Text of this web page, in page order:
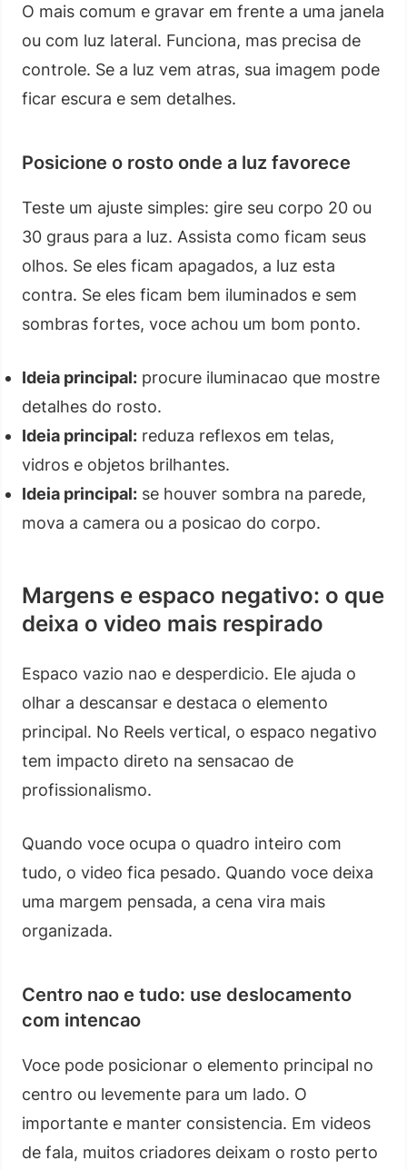
O mais comum e gravar em frente a uma janela
ou com luz lateral. Funciona, mas precisa de
controle. Se a luz vem atras, sua imagem pode
ficar escura e sem detalhes.
Posicione o rosto onde a luz favorece
Teste um ajuste simples: gire seu corpo 20 ou
30 graus para a luz. Assista como ficam seus
olhos. Se eles ficam apagados, a luz esta
contra. Se eles ficam bem iluminados e sem
sombras fortes, voce achou um bom ponto.
Ideia principal: procure iluminacao que mostre
detalhes do rosto.
Ideia principal: reduza reflexos em telas,
vidros e objetos brilhantes.
Ideia principal: se houver sombra na parede,
mova a camera ou a posicao do corpo.
Margens e espaco negativo: o que
deixa o video mais respirado
Espaco vazio nao e desperdicio. Ele ajuda o
olhar a descansar e destaca o elemento
principal. No Reels vertical, o espaco negativo
tem impacto direto na sensacao de
profissionalismo.
Quando voce ocupa o quadro inteiro com
tudo, o video fica pesado. Quando voce deixa
uma margem pensada, a cena vira mais
organizada.
Centro nao e tudo: use deslocamento
com intencao
Voce pode posicionar o elemento principal no
centro ou levemente para um lado. O
importante e manter consistencia. Em videos
de fala, muitos criadores deixam o rosto perto